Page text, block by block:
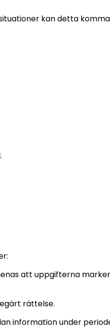
kan detta
att uppgifterna
rättelse.
information under